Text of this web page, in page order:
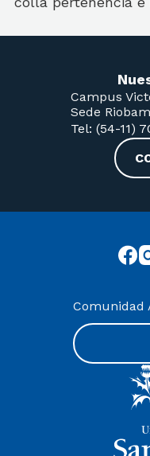
Campus
Sede
Tel: (54-11)
Comunidad